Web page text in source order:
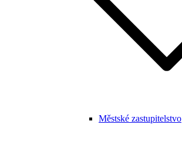
Městské zastupitelstvo